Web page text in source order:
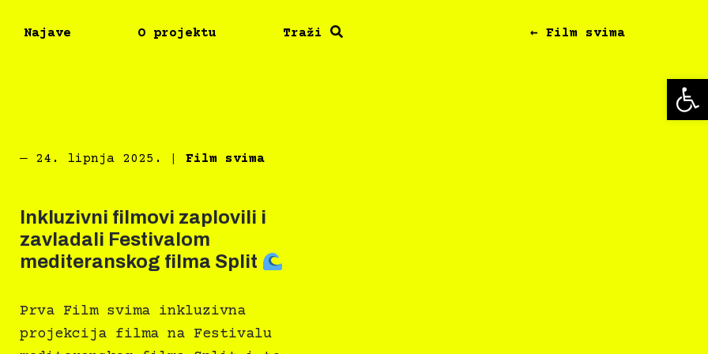
Najave O projektu ← Film svima
Traži
― 24. lipnja 2025. Film svima
Inkluzivni filmovi zaplovili i
zavladali Festivalom
mediteranskog filma Split
Prva Film svima inkluzivna
projekcija filma na Festivalu